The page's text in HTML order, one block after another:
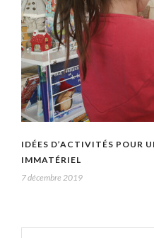
IDÉES D’ACTIVITÉS POUR
IMMATÉRIEL
7 décembre 2019